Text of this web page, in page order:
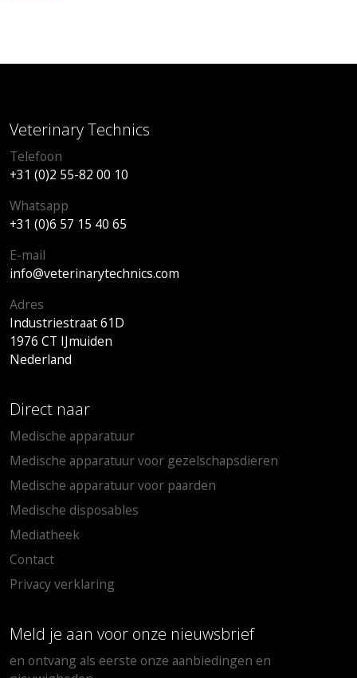
Meld je aan voor onze nieuwsbrief
en ontvang als eerste onze aanbiedingen en
Veterinary Technics
Telefoon
+31 (0)2 55-82 00 10
Whatsapp
+31 (0)6 57 15 40 65
E-mail
info@veterinarytechnics.com
Adres
Industriestraat 61D
1976 CT IJmuiden
Nederland
Direct naar
Medische apparatuur
Medische apparatuur voor gezelschapsdieren
Medische apparatuur voor paarden
Medische disposables
Mediatheek
Contact
Privacy verklaring